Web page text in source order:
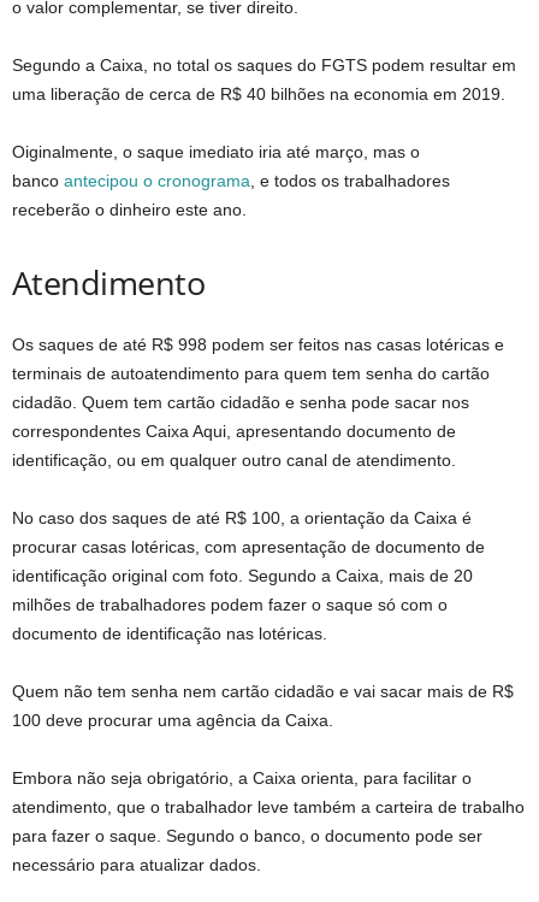
o valor complementar, se tiver direito.
Segundo a Caixa, no total os saques do FGTS podem resultar em
uma liberação de cerca de R$ 40 bilhões na economia em 2019.
Oiginalmente, o saque imediato iria até março, mas o
banco antecipou o cronograma, e todos os trabalhadores
receberão o dinheiro este ano.
Atendimento
Os saques de até R$ 998 podem ser feitos nas casas lotéricas e
terminais de autoatendimento para quem tem senha do cartão
cidadão. Quem tem cartão cidadão e senha pode sacar nos
correspondentes Caixa Aqui, apresentando documento de
identificação, ou em qualquer outro canal de atendimento.
No caso dos saques de até R$ 100, a orientação da Caixa é
procurar casas lotéricas, com apresentação de documento de
identificação original com foto. Segundo a Caixa, mais de 20
milhões de trabalhadores podem fazer o saque só com o
documento de identificação nas lotéricas.
Quem não tem senha nem cartão cidadão e vai sacar mais de R$
100 deve procurar uma agência da Caixa.
Embora não seja obrigatório, a Caixa orienta, para facilitar o
atendimento, que o trabalhador leve também a carteira de trabalho
para fazer o saque. Segundo o banco, o documento pode ser
necessário para atualizar dados.